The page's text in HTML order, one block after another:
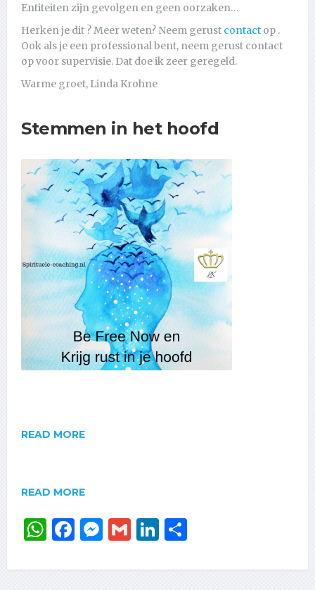
Entiteiten zijn gevolgen en geen oorzaken…
Herken je dit ? Meer weten? Neem gerust contact op .
Ook als je een professional bent, neem gerust contact
op voor supervisie. Dat doe ik zeer geregeld.
Warme groet, Linda Krohne
Stemmen in het hoofd
READ MORE
READ MORE
WhatsApp
Facebook
Messenger
GmailLinkedIn